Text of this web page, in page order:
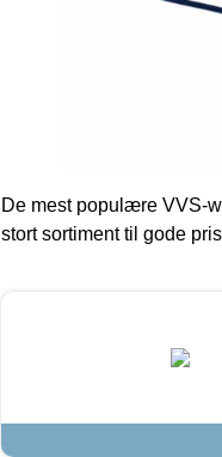
De mest populære VVS-
stort sortiment til gode